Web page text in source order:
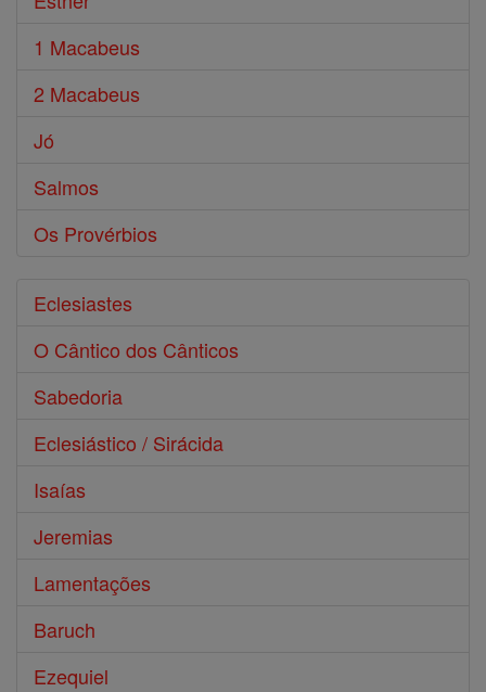
1 Macabeus
2 Macabeus
Jó
Salmos
Os Provérbios
Eclesiastes
O Cântico dos Cânticos
Sabedoria
Eclesiástico / Sirácida
Isaías
Jeremias
Lamentações
Baruch
Ezequiel